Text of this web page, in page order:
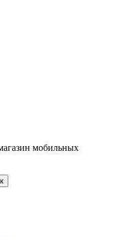
мобильных